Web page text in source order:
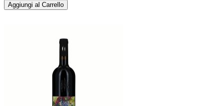
Aggiungi al Carrello